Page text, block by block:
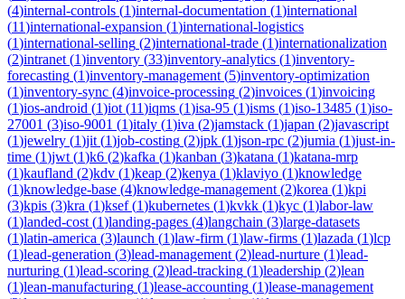
(4)internal-controls (1)internal-documentation (1)international
(11)international-expansion (1)international-logistics
(1)international-selling (2)international-trade (1)internationalization
(2)intranet (1)inventory (33)inventory-analytics (1)inventory-
forecasting (1)inventory-management (5)inventory-optimization
(1)inventory-sync (4)invoice-processing (2)invoices (1)invoicing
(1)ios-android (1)iot (11)iqms (1)isa-95 (1)isms (1)iso-13485 (1)iso-
27001 (3)iso-9001 (1)italy (1)iva (2)jamstack (1)japan (2)javascript
(1)jewelry (1)jit (1)job-costing (2)jpk (1)json-rpc (2)jumia (1)just-in-
time (1)jwt (1)k6 (2)kafka (1)kanban (3)katana (1)katana-mrp
(1)kaufland (2)kdv (1)keap (2)kenya (1)klaviyo (1)knowledge
(1)knowledge-base (4)knowledge-management (2)korea (1)kpi
(3)kpis (3)kra (1)ksef(1)kubernetes (1)kvkk (1)kyc (1)labor-law
(1)landed-cost (1)landing-pages (4)langchain (3)large-datasets
(1)latin-america (3)launch (1)law-firm (1)law-firms (1)lazada (1)lcp
(1)lead-generation (3)lead-management (2)lead-nurture (1)lead-
nurturing (1)lead-scoring (2)lead-tracking (1)leadership (2)lean
(1)lean-manufacturing (1)lease-accounting (1)lease-management